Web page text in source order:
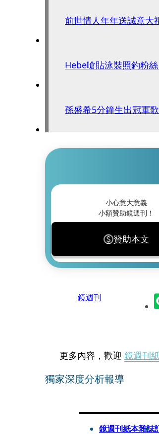
前世情人年年送誠意
Hebe嗆貼泳裝照釣粉
孫盛希5分鐘生出冠軍
小心意大意義
小額贊助鏡週刊！
贊助本文
鏡週刊
更多內容，歡迎 鏡週刊
獨家深度分析報導
鏡週刊紙本雜誌